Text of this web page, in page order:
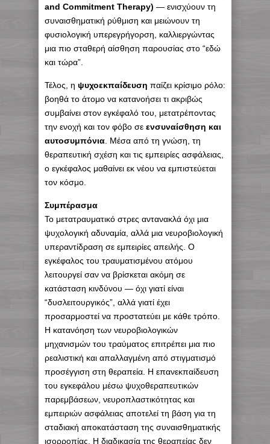
and Commitment Therapy) — ενισχύουν τη
συναισθηματική ρύθμιση και μειώνουν τη
φυσιολογική υπερεγρήγορση, καλλιεργώντας
μια πιο σταθερή αίσθηση παρουσίας στο “εδώ
και τώρα”.
Τέλος, η ψυχοεκπαίδευση παίζει κρίσιμο ρόλο:
βοηθά το άτομο να κατανοήσει τι ακριβώς
συμβαίνει στον εγκέφαλό του, μετατρέποντας
την ενοχή και τον φόβο σε ενσυναίσθηση και
αυτοσυμπόνια . Μέσα από τη γνώση, τη
θεραπευτική σχέση και τις εμπειρίες ασφάλειας,
ο εγκέφαλος μαθαίνει εκ νέου να εμπιστεύεται
τον κόσμο.
Συμπέρασμα
Το μετατραυματικό στρες αντανακλά όχι μια
ψυχολογική αδυναμία, αλλά μια νευροβιολογική
υπεραντίδραση σε εμπειρίες απειλής. Ο
εγκέφαλος του τραυματισμένου ατόμου
λειτουργεί σαν να βρίσκεται ακόμη σε
κατάσταση κινδύνου — όχι γιατί είναι
“δυσλειτουργικός”, αλλά γιατί έχει
προσαρμοστεί να προστατεύει με κάθε τρόπο.
Η κατανόηση των νευροβιολογικών
μηχανισμών του τραύματος επιτρέπει μια πιο
ρεαλιστική και απαλλαγμένη από στιγματισμό
προσέγγιση στη θεραπεία. Η επανεκπαίδευση
του εγκεφάλου μέσω ψυχοθεραπευτικών
παρεμβάσεων, νευροπλαστικότητας και
εμπειριών ασφάλειας αποτελεί τη βάση για τη
σταδιακή αποκατάσταση της συναισθηματικής
ισορροπίας. Η διαδικασία της θεραπείας δεν